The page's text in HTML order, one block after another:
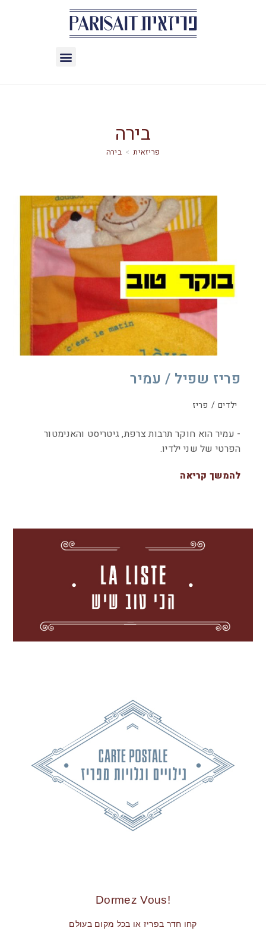
בירה
> בירה
פריז שפיל / עמיר
ילדים / פריז
- עמיר הוא חוקר תרבות צרפת, גיטריסט והאנימטור
הפרטי של שני ילדיו.
להמשך קריאה
!Dormez Vous
קחו חדר בפריז או בכל מקום בעולם